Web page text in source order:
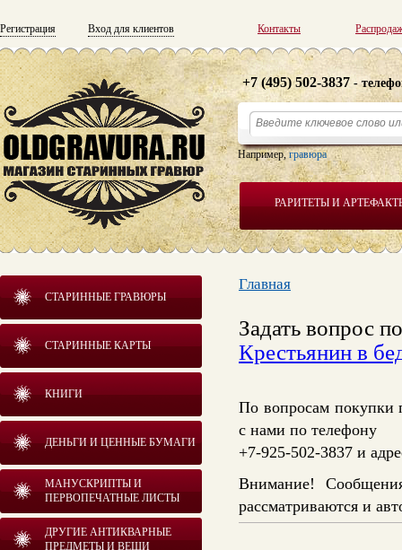
Регистрация Вход для клиентов Контакты
РАРИТЕТЫ И
+7 (495) 502-3837 -
Например,гравюра
СТАРИННЫЕ ГРАВЮРЫ
СТАРИННЫЕ КАРТЫ
КНИГИ
ДЕНЬГИ И ЦЕННЫЕ БУМАГИ
МАНУСКРИПТЫ И
ПЕРВОПЕЧАТНЫЕ ЛИСТЫ
ДРУГИЕ АНТИКВАРНЫЕ
ПРЕДМЕТЫ И ВЕЩИ
Главная
Задать вопрос
Крестьянин в
По вопросам покупки
с нами по телефону
+7-925-502-3837 и
Внимание!
рассматриваются и